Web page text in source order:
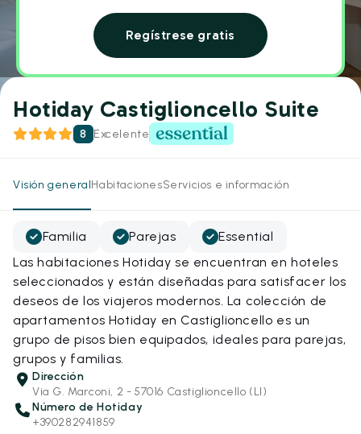
Regístrese gratis
Hotiday Castiglioncello Suite
8 Excelente
Visión generalHabitacionesServicios e información
Familia Parejas
Essential
Las habitaciones Hotiday se encuentran en hoteles
seleccionados y están diseñadas para satisfacer los
deseos de los viajeros modernos. La colección de
apartamentos Hotiday en Castiglioncello es un
grupo de pisos bien equipados, ideales para parejas,
grupos y familias.
Dirección
Via G. Marconi, 2 - 57016 Castiglioncello (LI)
Número de Hotiday
+390282941859